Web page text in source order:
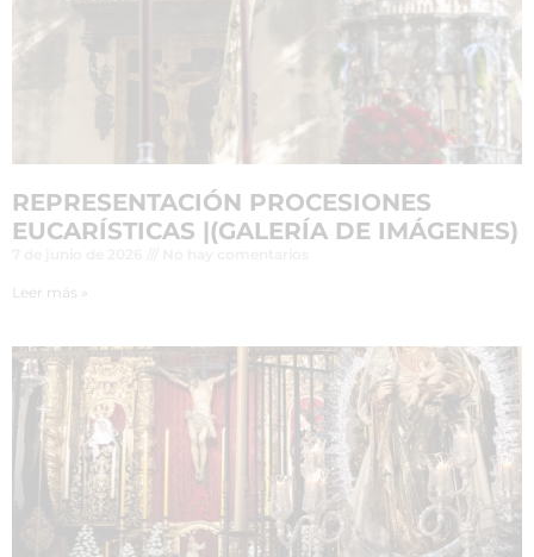
REPRESENTACIÓN PROCESIONES
EUCARÍSTICAS |(GALERÍA DE IMÁGENES)
Leer más »